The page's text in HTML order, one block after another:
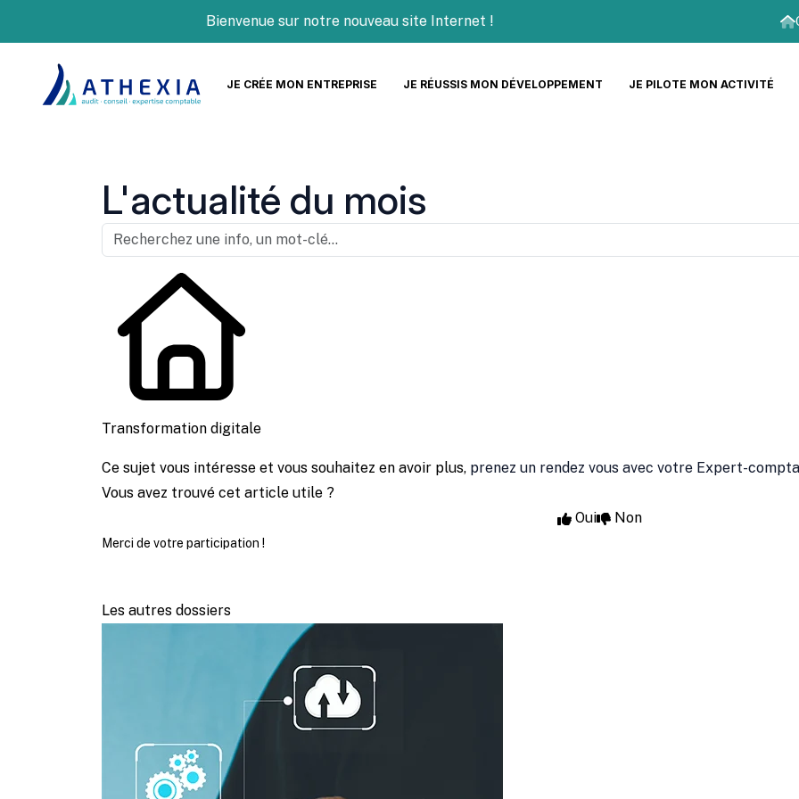
Bienvenue sur notre nouveau site Internet !
JE CRÉE MON ENTREPRISE JE RÉUSSIS MON DÉVELOPPEMENT JE PILOTE MON ACTIVITÉ
L'actualité du mois
Transformation digitale
Ce sujet vous intéresse et vous souhaitez en avoir plus, prenez un rendez vous avec votre Expert-
Vous avez trouvé cet article utile ?
Oui
Non
Merci de votre participation !
Les autres dossiers